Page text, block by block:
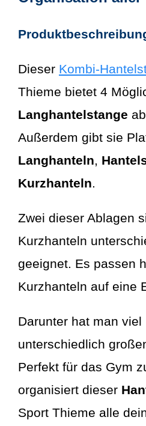
Dieser Kombi-
Thieme bietet 4
Langhantelstange
Außerdem gibt sie
Langhanteln,
Kurzhanteln.
Zwei dieser Ablagen
Kurzhanteln
geeignet. Es passen
Kurzhanteln auf eine
Darunter hat man
unterschiedlich
Perfekt für das Gym
organisiert dieser
Sport Thieme alle